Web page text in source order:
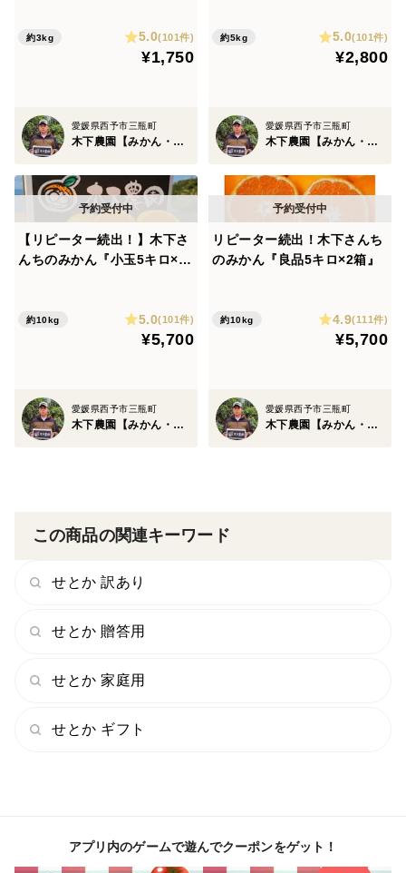
約3kg 5.0(101件)
¥1,750
愛媛県西予市三瓶町
木下農園【みかん・柑橘グランプリ2026総合部門銅賞受賞】
約5kg 5.0(101件)
¥2,800
愛媛県西予市三瓶町
木下農園【みかん・柑橘グランプリ2026総合部門銅賞受賞】
【リピーター続出！】木下さ
んちのみかん『小玉5キロ×2
約10kg 5.0(101件)
¥5,700
愛媛県西予市三瓶町
木下農園【みかん・柑橘グランプリ2026総合部門銅賞受賞】
リピーター続出！木下さんち
のみかん『良品5キロ×2箱』
約10kg 4.9(111件)
¥5,700
愛媛県西予市三瓶町
木下農園【みかん・柑橘グランプリ2026総合部門銅賞受賞】
この商品の関連キーワード
せとか 訳あり
せとか 贈答用
せとか 家庭用
せとか ギフト
アプリ内のゲームで遊んでクーポンをゲット！